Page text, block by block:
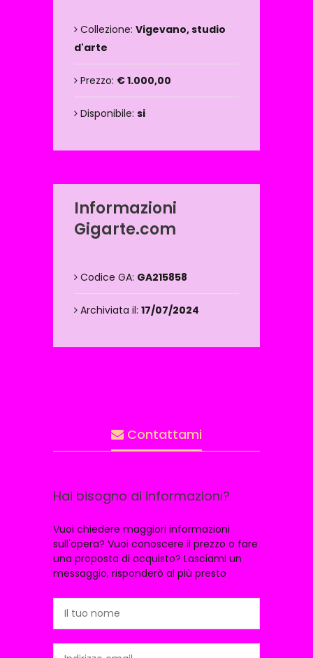
Collezione: Vigevano, studio
d'arte
Prezzo: € 1.000,00
Disponibile: si
Informazioni
Gigarte.com
Codice GA: GA215858
Archiviata il: 17/07/2024
Contattami
Hai bisogno di informazioni?
Vuoi chiedere maggiori informazioni
sull'opera? Vuoi conoscere il prezzo o fare
una proposta di acquisto? Lasciami un
messaggio, risponderò al più presto